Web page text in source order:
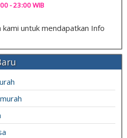
- 23:00 WIB
untuk mendapatkan Info